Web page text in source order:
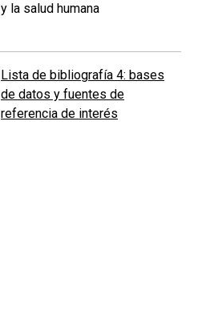
y la salud humana
Lista de bibliografía 4: bases
de datos y fuentes de
referencia de interés